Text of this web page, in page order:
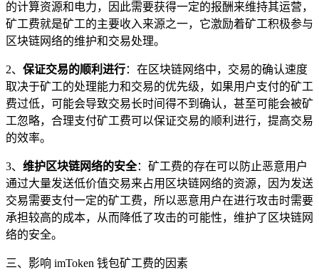
的计算资源和电力，因此需要获得一定的报酬来维持其运营，
矿工费就是矿工的主要收入来源之一，它激励着矿工积极参与
区块链网络的维护和交易处理。
2、 保证交易的顺利进行：在区块链网络中，交易的确认速度
取决于矿工的处理能力和交易的优先级，如果用户支付的矿工
费过低，可能会导致交易长时间得不到确认，甚至可能会被矿
工忽略，合理支付矿工费可以保证交易的顺利进行，提高交易
的效率。
3、 维护区块链网络的安全：矿工费的存在可以防止恶意用户
通过大量发送低价值交易来占用区块链网络的资源，因为发送
交易需要支付一定的矿工费，所以恶意用户在进行攻击时需要
承担较高的成本，从而降低了攻击的可能性，维护了区块链网
络的安全。
三、影响 imToken 钱包矿工费的因素